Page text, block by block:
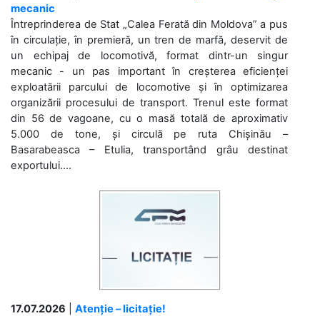
mecanic
Întreprinderea de Stat „Calea Ferată din Moldova” a pus
în circulație, în premieră, un tren de marfă, deservit de
un echipaj de locomotivă, format dintr-un singur
mecanic - un pas important în creșterea eficienței
exploatării parcului de locomotive și în optimizarea
organizării procesului de transport. Trenul este format
din 56 de vagoane, cu o masă totală de aproximativ
5.000 de tone, și circulă pe ruta Chișinău –
Basarabeasca – Etulia, transportând grâu destinat
exportului....
17.07.2026
Atenție – licitație!